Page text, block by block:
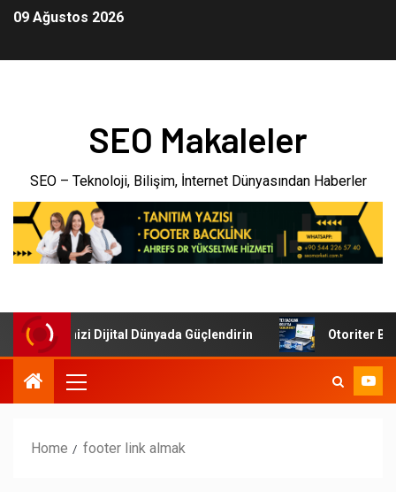
09 Ağustos 2026
SEO Makaleler
SEO – Teknoloji, Bilişim, İnternet Dünyasından Haberler
İşletmenizi Dijital Dünyada Güçlendirin Otoriter
Home footer link almak